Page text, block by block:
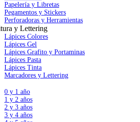
Papelería y Libretas
Pegamentos y Stickers
Perforadoras y Herramientas
y Lettering
Lápices Colores
Lápices Gel
Lápices Grafito y Portaminas
Lápices Pasta
Lápices Tinta
Marcadores y Lettering
0 y 1 año
1 y 2 años
2 y 3 años
3 y 4 años